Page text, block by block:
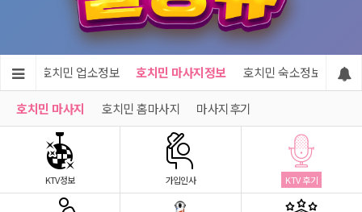
메인 호치민 업소정보 호치민 마사지정보 호치민 숙소정보 호
호치민 마사지 호치민 홈마사지 마사지후기
KTV정보 가입인사 KTV 후기